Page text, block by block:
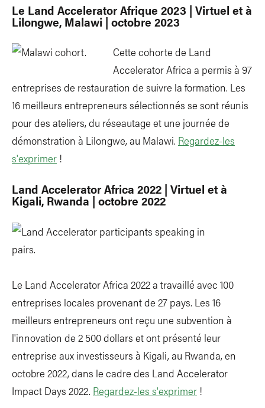
Le Land Accelerator Afrique 2023 | Virtuel et à
Lilongwe, Malawi | octobre 2023
Cette cohorte de Land
Accelerator Africa a permis à 97
entreprises de restauration de suivre la formation. Les
16 meilleurs entrepreneurs sélectionnés se sont réunis
pour des ateliers, du réseautage et une journée de
démonstration à Lilongwe, au Malawi. Regardez-les
s'exprimer !
Land Accelerator Africa 2022 | Virtuel et à
Kigali, Rwanda | octobre 2022
Le Land Accelerator Africa 2022 a travaillé avec 100
entreprises locales provenant de 27 pays. Les 16
meilleurs entrepreneurs ont reçu une subvention à
l'innovation de 2 500 dollars et ont présenté leur
entreprise aux investisseurs à Kigali, au Rwanda, en
octobre 2022, dans le cadre des Land Accelerator
Impact Days 2022. Regardez-les s'exprimer !